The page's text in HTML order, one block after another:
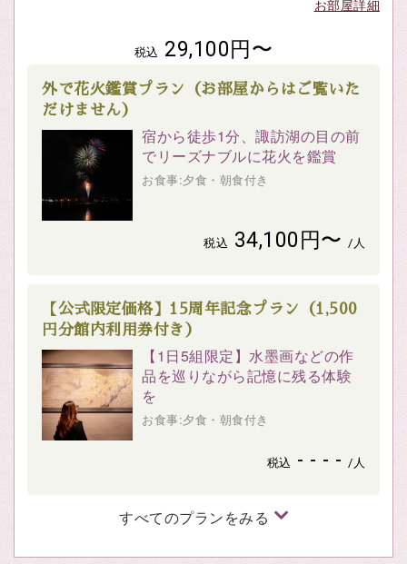
お部屋詳細
税込 29,100円〜
外で花火鑑賞プラン（お部屋からはご覧いた
だけません）
宿から徒歩1分、諏訪湖の目の前
でリーズナブルに花火を鑑賞
お食事:夕食・朝食付き
税込 34,100円〜 /人
【公式限定価格】15周年記念プラン（1,500
円分館内利用券付き）
【1日5組限定】水墨画などの作
品を巡りながら記憶に残る体験
を
お食事:夕食・朝食付き
税込 - - - - /人
すべてのプランをみる